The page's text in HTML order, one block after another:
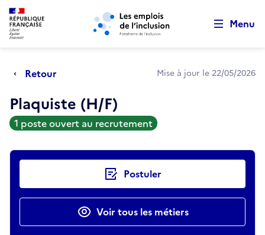
Aller au menu principal Aller au contenu principal
Menu
Retour Mise à jour le 22/05/2026
Plaquiste (H/F)
1 poste ouvert au recrutement
Actions rapides Postuler
Voir tous les métiers
Retour au début de la page
Panneau de gestion des cookies